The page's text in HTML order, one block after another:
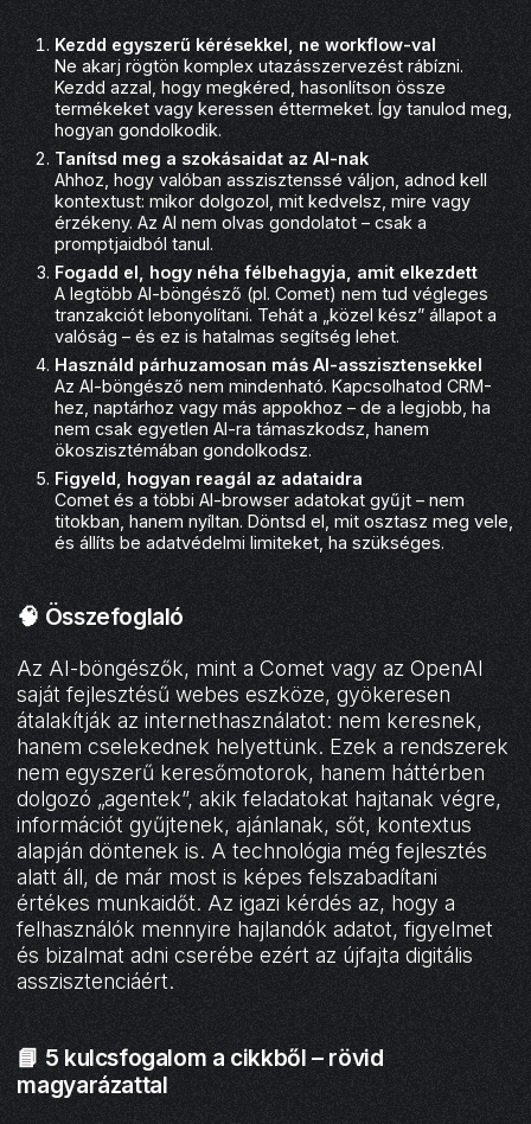
Kezdd egyszerű kérésekkel, ne workflow-val
Ne akarj rögtön komplex utazásszervezést rábízni.
Kezdd azzal, hogy megkéred, hasonlítson össze
termékeket vagy keressen éttermeket. Így tanulod meg,
hogyan gondolkodik.
Tanítsd meg a szokásaidat az AI-nak
Ahhoz, hogy valóban asszisztenssé váljon, adnod kell
kontextust: mikor dolgozol, mit kedvelsz, mire vagy
érzékeny. Az AI nem olvas gondolatot – csak a
promptjaidból tanul.
Fogadd el, hogy néha félbehagyja, amit elkezdett
A legtöbb AI-böngésző (pl. Comet) nem tud végleges
tranzakciót lebonyolítani. Tehát a „közel kész” állapot a
valóság – és ez is hatalmas segítség lehet.
Használd párhuzamosan más AI-asszisztensekkel
Az AI-böngésző nem mindenható. Kapcsolhatod CRM-
hez, naptárhoz vagy más appokhoz – de a legjobb, ha
nem csak egyetlen AI-ra támaszkodsz, hanem
ökoszisztémában gondolkodsz.
Figyeld, hogyan reagál az adataidra
Comet és a többi AI-browser adatokat gyűjt – nem
titokban, hanem nyíltan. Döntsd el, mit osztasz meg vele,
és állíts be adatvédelmi limiteket, ha szükséges.
🧠 Összefoglaló
Az AI-böngészők, mint a Comet vagy az OpenAI
saját fejlesztésű webes eszköze, gyökeresen
átalakítják az internethasználatot: nem keresnek,
hanem cselekednek helyettünk. Ezek a rendszerek
nem egyszerű keresőmotorok, hanem háttérben
dolgozó „agentek”, akik feladatokat hajtanak végre,
információt gyűjtenek, ajánlanak, sőt, kontextus
alapján döntenek is. A technológia még fejlesztés
alatt áll, de már most is képes felszabadítani
értékes munkaidőt. Az igazi kérdés az, hogy a
felhasználók mennyire hajlandók adatot, figyelmet
és bizalmat adni cserébe ezért az újfajta digitális
asszisztenciáért.
📘 5 kulcsfogalom a cikkből – rövid
magyarázattal